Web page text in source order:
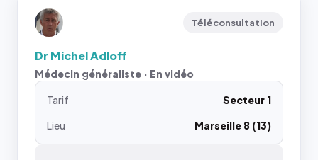
Téléconsultation
Dr Michel Adloff
Médecin généraliste · En vidéo
Tarif
Secteur 1
Lieu
Marseille 8 (13)